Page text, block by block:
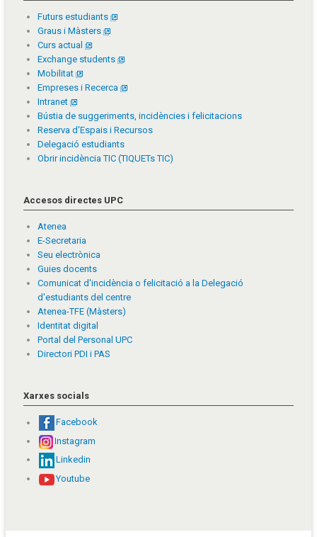
Futurs estudiants
Graus i Màsters
Curs actual
Exchange students
Mobilitat
Empreses i Recerca
Intranet
Bústia de suggeriments, incidències i felicitacions
Reserva d'Espais i Recursos
Delegació estudiants
Obrir incidència TIC (TIQUETs TIC)
Accesos directes UPC
Atenea
E-Secretaria
Seu electrònica
Guies docents
Comunicat d'incidència o felicitació a la Delegació
d'estudiants del centre
Atenea-TFE (Màsters)
Identitat digital
Portal del Personal UPC
Directori PDI i PAS
Xarxes socials
Facebook
Instagram
Linkedin
Youtube